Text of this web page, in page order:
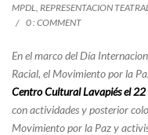
MPDL REPRESENTACION TEATRAL
0 : COMMENT
En el marco del Día
Racial, el Movimiento por la
Centro Cultural Lavapiés el
con actividades y posterior
Movimiento por la Paz y